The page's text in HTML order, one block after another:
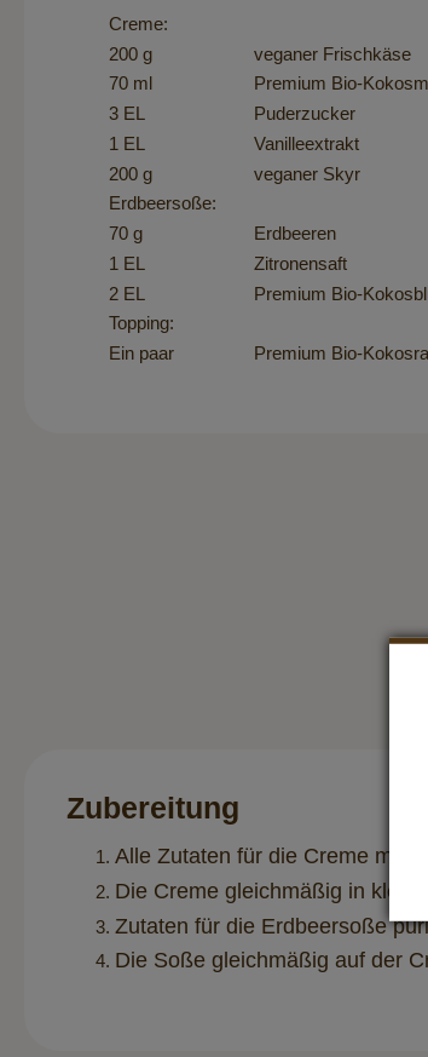
Creme:
200 g
veganer Frischkäse
70 ml
Premium Bio-
3 EL
Puderzucker
1 EL
Vanilleextrakt
200 g
veganer Skyr
Erdbeersoße:
70 g
Erdbeeren
1 EL
Zitronensaft
2 EL
Premium Bio-
Topping:
Ein paar
Premium Bio-
Zubereitung
Alle Zutaten für die Creme mit
Die Creme gleichmäßig in kleine
Zutaten für die Erdbeersoße
Die Soße gleichmäßig auf der